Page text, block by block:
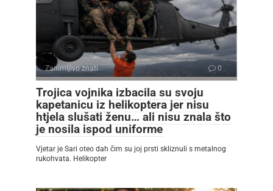
Zanimljivo znati 0
Trojica vojnika izbacila su svoju
kapetanicu iz helikoptera jer nisu
htjela slušati ženu… ali nisu znala što
je nosila ispod uniforme
Vjetar je Sari oteo dah čim su joj prsti skliznuli s metalnog
rukohvata. Helikopter